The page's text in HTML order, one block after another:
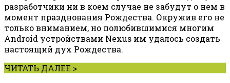
разработчики ни в коем случае не забудут о нем в
момент празднования Рождества. Окружив его не
только вниманием, но полюбившимися многим
Android устройствами Nexus им удалось создать
настоящий дух Рождества.
ЧИТАТЬ ДАЛЕЕ >